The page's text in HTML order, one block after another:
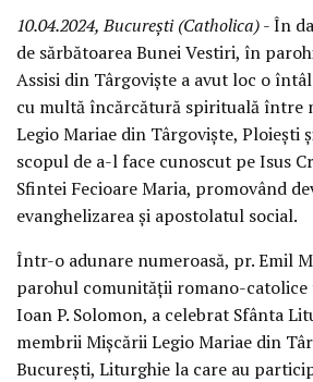
10.04.2024, București (Catholica)- În
de sărbătoarea Bunei Vestiri, în
Assisi din Târgoviște a avut loc o
cu multă încărcătură spirituală între
Legio Mariae din Târgoviște, Ploiești
scopul de a-l face cunoscut pe Isus
Sfintei Fecioare Maria, promovând
evanghelizarea și apostolatul social.
Într-o adunare numeroasă, pr. Emil
parohul comunității romano-catolice
Ioan P. Solomon, a celebrat Sfânta
membrii Mișcării Legio Mariae din
București, Liturghie la care au